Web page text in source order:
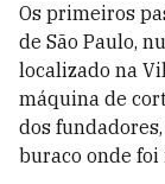
Os primeiros
de São Paulo,
localizado na
máquina de
dos
buraco onde